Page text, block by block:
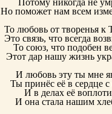
Потому никогда не
Но поможет нам всем
То любовь от творенья к
Это связь, что всегда
То союз, что подобен
Этот дар нашу жизнь
И любовь эту ты мне
Ты принёс её в сердце с
И в делах её
И она стала нашим